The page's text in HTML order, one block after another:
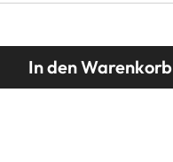
In den Warenkorb